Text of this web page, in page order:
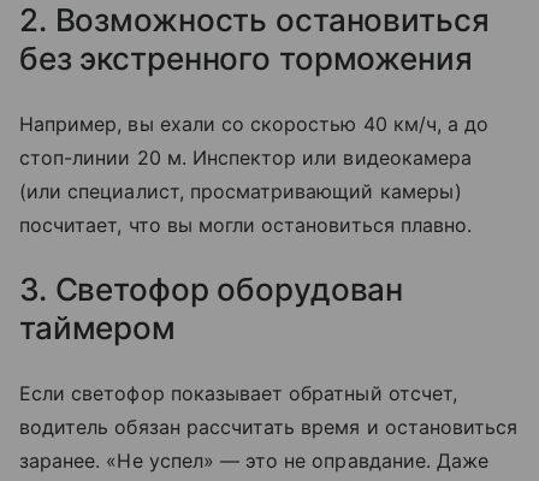
2. Возможность остановиться
без экстренного торможения
Например, вы ехали со скоростью 40 км/ч, а до
стоп-линии 20 м. Инспектор или видеокамера
(или специалист, просматривающий камеры)
посчитает, что вы могли остановиться плавно.
3. Светофор оборудован
таймером
Если светофор показывает обратный отсчет,
водитель обязан рассчитать время и остановиться
заранее. «Не успел» — это не оправдание. Даже